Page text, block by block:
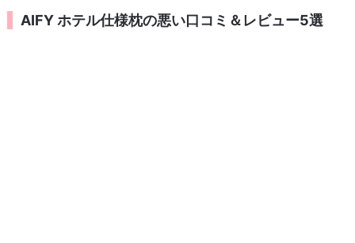
AIFY ホテル仕様枕の悪い口コミ＆レビュー5選